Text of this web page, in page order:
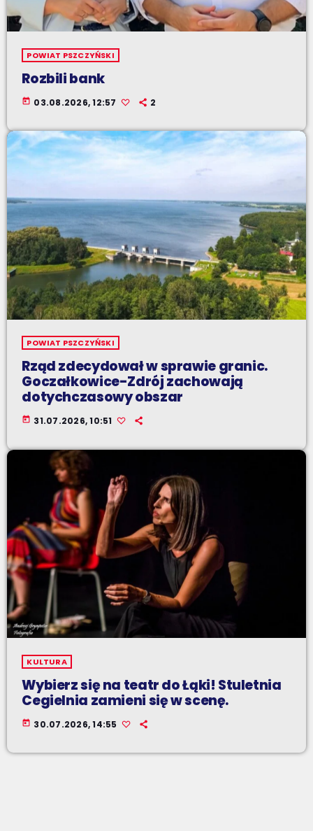
POWIAT PSZCZYŃSKI
Rozbili bank
today 03.08.2026, 12:57 2
POWIAT PSZCZYŃSKI
Rząd zdecydował w sprawie granic.
Goczałkowice-Zdrój zachowają
dotychczasowy obszar
today 31.07.2026, 10:51
KULTURA
Wybierz się na teatr do Łąki! Stuletnia
Cegielnia zamieni się w scenę.
today 30.07.2026, 14:55